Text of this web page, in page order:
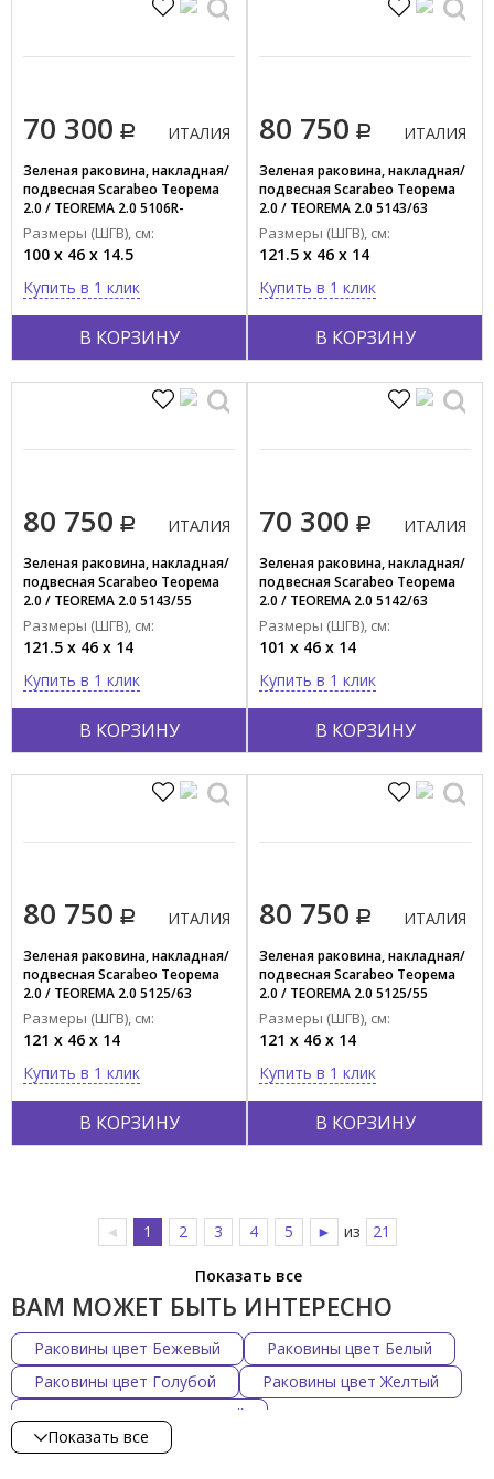
70 300
В КОРЗИНУ
ИТАЛИЯ
Зеленая раковина, накладная/
подвесная Scarabeo Теорема
2.0 / TEOREMA 2.0 5106R-
100A/63
Размеры (ШГВ), см:
100 x 46 x 14.5
Купить в 1 клик
80 750
В КОРЗИНУ
ИТАЛИЯ
Зеленая раковина, накладная/
подвесная Scarabeo Теорема
2.0 / TEOREMA 2.0 5143/63
Размеры (ШГВ), см:
121.5 x 46 x 14
Купить в 1 клик
80 750
В КОРЗИНУ
ИТАЛИЯ
Зеленая раковина, накладная/
подвесная Scarabeo Теорема
2.0 / TEOREMA 2.0 5143/55
Размеры (ШГВ), см:
121.5 x 46 x 14
Купить в 1 клик
70 300
В КОРЗИНУ
ИТАЛИЯ
Зеленая раковина, накладная/
подвесная Scarabeo Теорема
2.0 / TEOREMA 2.0 5142/63
Размеры (ШГВ), см:
101 x 46 x 14
Купить в 1 клик
80 750
В КОРЗИНУ
ИТАЛИЯ
Зеленая раковина, накладная/
подвесная Scarabeo Теорема
2.0 / TEOREMA 2.0 5125/63
Размеры (ШГВ), см:
121 x 46 x 14
Купить в 1 клик
80 750
В КОРЗИНУ
ИТАЛИЯ
Зеленая раковина, накладная/
подвесная Scarabeo Теорема
2.0 / TEOREMA 2.0 5125/55
Размеры (ШГВ), см:
121 x 46 x 14
Купить в 1 клик
◄ 1 2 3 4 5 ► из 21
Показать все
ВАМ МОЖЕТ БЫТЬ ИНТЕРЕСНО
Раковины цвет Бежевый
Раковины цвет Белый
Раковины цвет Голубой
Раковины цвет Желтый
Раковины цвет Коричневый
Раковины цвет Красный
Показать все